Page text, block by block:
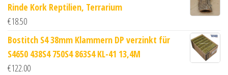
Rinde Kork Reptilien, Terrarium
€18.50
Bostitch S4 38mm Klammern DP verzinkt für
S4650 438S4 750S4 863S4 KL-41 13,4M
€122.00